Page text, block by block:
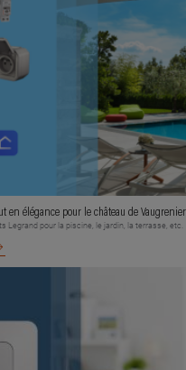
en élégance pour le château de Vaugrenier
Legrand pour la piscine, le jardin, la terrasse, etc.